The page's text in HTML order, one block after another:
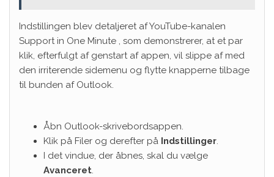
Indstillingen blev detaljeret af YouTube-kanalen
Support in One Minute , som demonstrerer, at et par
klik, efterfulgt af genstart af appen, vil slippe af med
den irriterende sidemenu og flytte knapperne tilbage
til bunden af ​​Outlook.
Åbn Outlook-skrivebordsappen.
Klik på Filer og derefter på Indstillinger.
I det vindue, der åbnes, skal du vælge
Avanceret.